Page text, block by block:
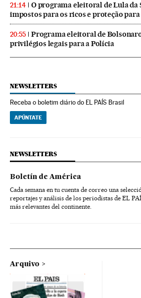
21:14
O programa eleitoral de Lula da
impostos para os ricos e proteção
20:55
Programa eleitoral de
privilégios legais para a Polícia
NEWSLETTERS
Receba o boletim diário do EL PAÍS Brasil
APÚNTATE
NEWSLETTERS
Boletín de América
Cada semana en tu cuenta de correo una
reportajes y análisis de los periodistas de EL
más relevantes del continente.
Arquivo